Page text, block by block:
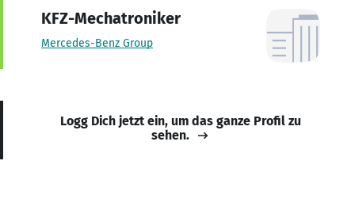
KFZ-Mechatroniker
Mercedes-Benz Group
Logg Dich jetzt ein, um das ganze Profil zu
sehen.